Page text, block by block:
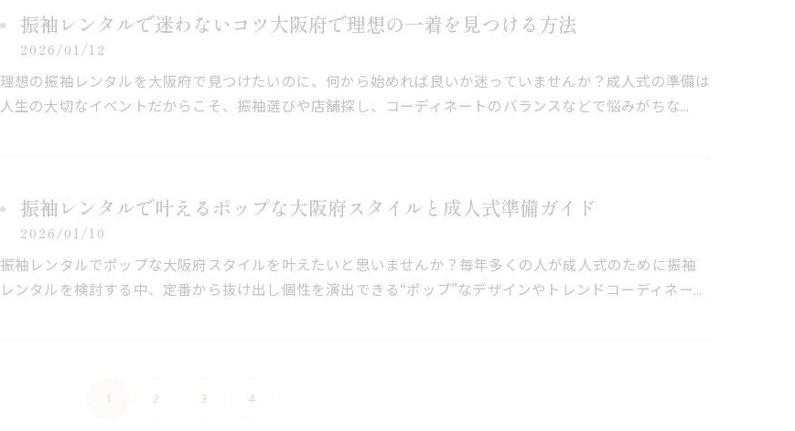
振袖レンタルで迷わないコツ大阪府で理想の一着を見つける方法
2026/01/12
理想の振袖レンタルを大阪府で見つけたいのに、何から始めれば良いか迷っていませんか？成人式の準備は
人生の大切なイベントだからこそ、振袖選びや店舗探し、コーディネートのバランスなどで悩みがちな…
振袖レンタルで叶えるポップな大阪府スタイルと成人式準備ガイド
2026/01/10
振袖レンタルでポップな大阪府スタイルを叶えたいと思いませんか？毎年多くの人が成人式のために振袖
レンタルを検討する中、定番から抜け出し個性を演出できる“ポップ”なデザインやトレンドコーディネー…
1 2 3 4